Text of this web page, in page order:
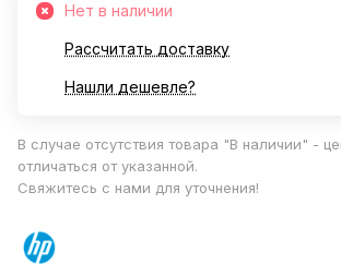
Нет в наличии
Рассчитать доставку
Нашли дешевле?
В случае отсутствия товара "В наличии" -
отличаться от указанной.
Свяжитесь с нами для уточнения!